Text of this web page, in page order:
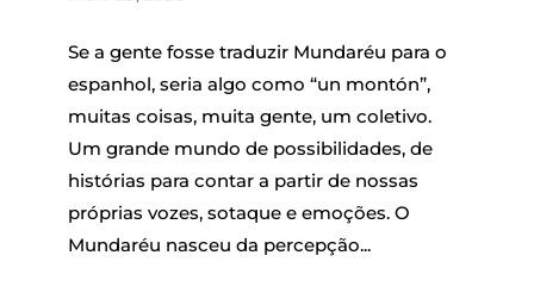
Se a gente fosse traduzir Mundaréu para o
espanhol, seria algo como “un montón”,
muitas coisas, muita gente, um coletivo.
Um grande mundo de possibilidades, de
histórias para contar a partir de nossas
próprias vozes, sotaque e emoções. O
Mundaréu nasceu da percepção...